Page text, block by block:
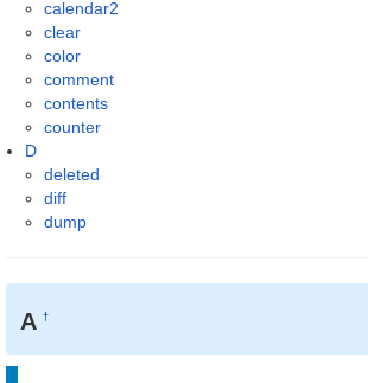
calendar2
clear
color
comment
contents
counter
D
deleted
diff
dump
A†